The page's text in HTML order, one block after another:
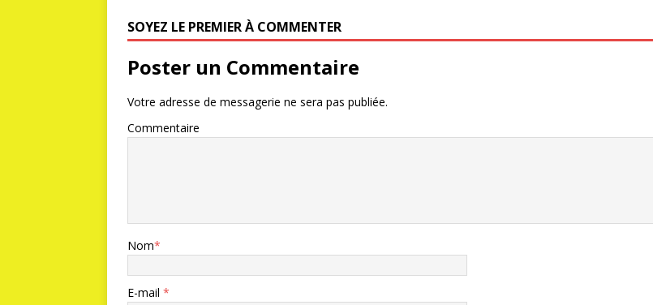
SOYEZ LE PREMIER À COMMENTER
Poster un Commentaire
Votre adresse de messagerie ne sera pas publiée.
Commentaire
Nom*
E-mail *